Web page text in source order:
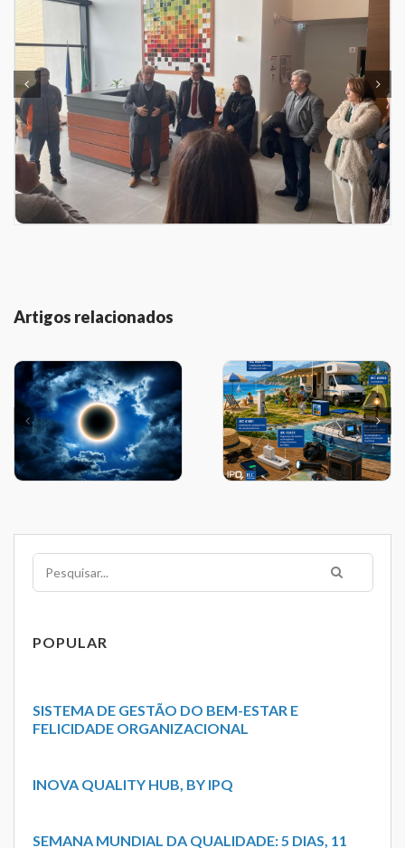
Artigos relacionados
Pesquisar
POPULAR
SISTEMA DE GESTÃO DO BEM-ESTAR E
FELICIDADE ORGANIZACIONAL
INOVA QUALITY HUB, BY IPQ
SEMANA MUNDIAL DA QUALIDADE: 5 DIAS, 11